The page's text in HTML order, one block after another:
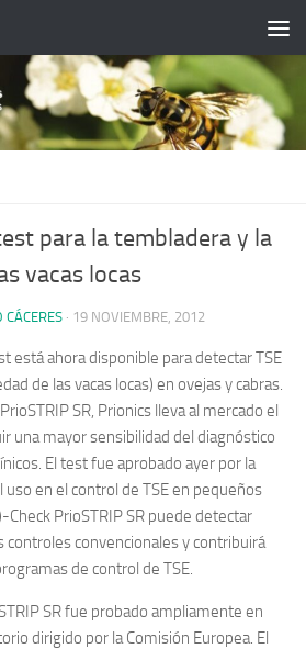
para la tembladera y la
vacas locas
CÁCERES · 19 NOVIEMBRE, 2012
está ahora disponible para detectar TSE
de las vacas locas) en ovejas y cabras.
SR, Prionics lleva al mercado el
una mayor sensibilidad del diagnóstico
El test fue aprobado ayer por la
uso en el control de TSE en pequeños
Check PrioSTRIP SR puede detectar
convencionales y contribuirá
de control de TSE.
SR fue probado ampliamente en
dirigido por la Comisión Europea. El